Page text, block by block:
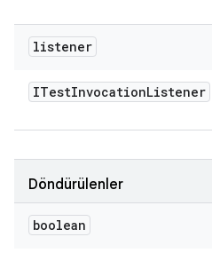
listener
ITestInvocationListener
Döndürülenler
boolean